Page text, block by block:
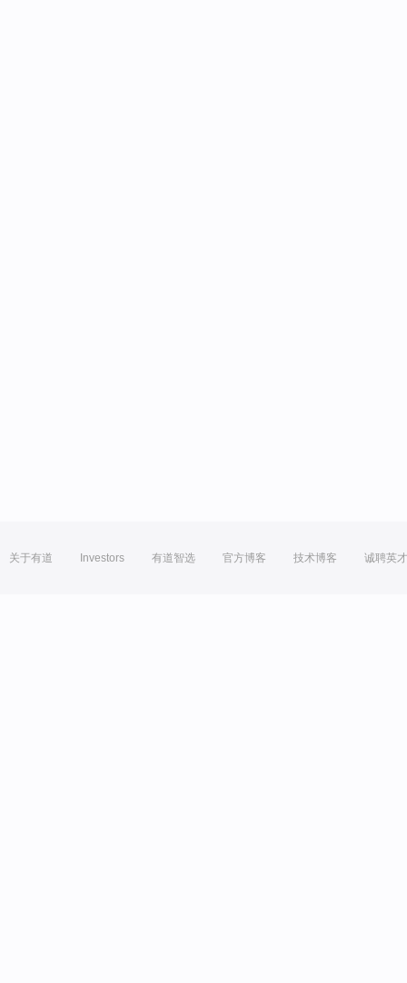
关于有道 Investors 有道智选 官方博客 技术博客 诚聘英才